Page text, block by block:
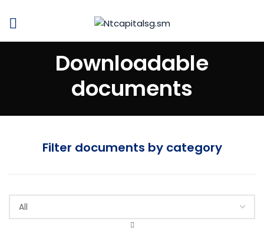
Downloadable
documents
Filter documents by category